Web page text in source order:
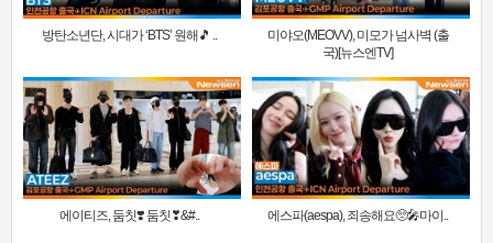
방탄소년단, 시대가 ‘BTS’ 원해🎵 ..
미야오(MEOVV), 미모가 넘사벽 (출
국)[뉴스엔TV]
에이티즈, 둠칫❣️ 둠칫❣&#.. 에스파(aespa), 죄송해요🥺🎤마이..